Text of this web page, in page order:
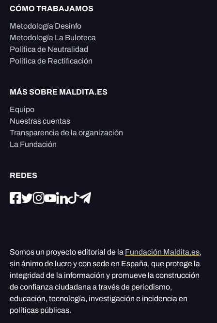
CÓMO TRABAJAMOS
Metodología Desinfo
Metodología La Buloteca
Política de Neutralidad
Política de Rectificación
MÁS SOBRE MALDITA.ES
Equipo
Nuestras cuentas
Transparencia de la organización
La Fundación
REDES
Somos un proyecto editorial de la Fundación Maldita.es,
sin ánimo de lucro y con sede en España, que protege la
integridad de la información y promueve la construcción
de confianza ciudadana a través de periodismo,
educación, tecnología, investigación e incidencia en
políticas públicas.